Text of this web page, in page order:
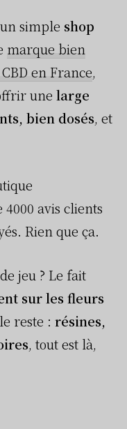
simple shop
marque bien
en France,
une large
bien dosés, et
avis clients
Rien que ça.
jeu ? Le fait
sur les fleurs
reste : résines,
, tout est là,